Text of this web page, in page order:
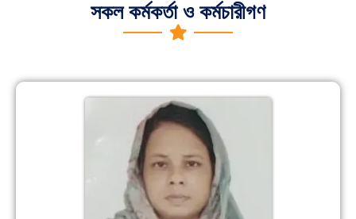
সকল কর্মকর্তা ও কর্মচারীগণ